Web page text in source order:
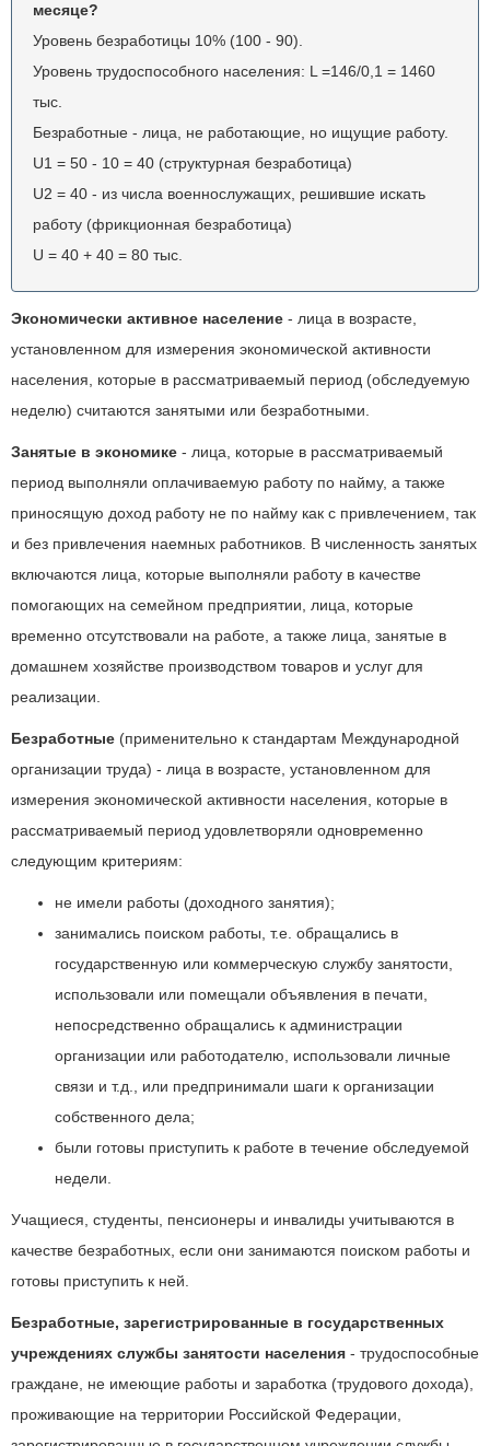
месяце?
Уровень безработицы 10% (100 - 90).
Уровень трудоспособного населения: L =146/0,1 = 1460
тыс.
Безработные - лица, не работающие, но ищущие работу.
U1 = 50 - 10 = 40 (структурная безработица)
U2 = 40 - из числа военнослужащих, решившие искать
работу (фрикционная безработица)
U = 40 + 40 = 80 тыс.
Экономически активное население - лица в возрасте,
установленном для измерения экономической активности
населения, которые в рассматриваемый период (обследуемую
неделю) считаются занятыми или безработными.
Занятые в экономике - лица, которые в рассматриваемый
период выполняли оплачиваемую работу по найму, а также
приносящую доход работу не по найму как с привлечением, так
и без привлечения наемных работников. В численность занятых
включаются лица, которые выполняли работу в качестве
помогающих на семейном предприятии, лица, которые
временно отсутствовали на работе, а также лица, занятые в
домашнем хозяйстве производством товаров и услуг для
реализации.
Безработные (применительно к стандартам Международной
организации труда) - лица в возрасте, установленном для
измерения экономической активности населения, которые в
рассматриваемый период удовлетворяли одновременно
следующим критериям:
не имели работы (доходного занятия);
занимались поиском работы, т.е. обращались в
государственную или коммерческую службу занятости,
использовали или помещали объявления в печати,
непосредственно обращались к администрации
организации или работодателю, использовали личные
связи и т.д., или предпринимали шаги к организации
собственного дела;
были готовы приступить к работе в течение обследуемой
недели.
Учащиеся, студенты, пенсионеры и инвалиды учитываются в
качестве безработных, если они занимаются поиском работы и
готовы приступить к ней.
Безработные, зарегистрированные в государственных
учреждениях службы занятости населения - трудоспособные
граждане, не имеющие работы и заработка (трудового дохода),
проживающие на территории Российской Федерации,